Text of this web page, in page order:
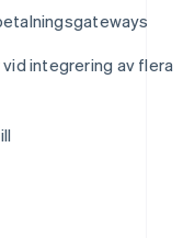
integrering av flera